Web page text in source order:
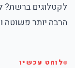
לקטלוגים ברשת?
הרבה יותר פשוטה
לוהט עכשיו